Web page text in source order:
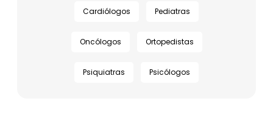
Cardiólogos Pediatras
Oncólogos Ortopedistas
Psiquiatras Psicólogos